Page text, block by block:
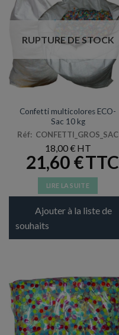
RUPTURE DE STOCK
Confetti multicolores ECO-
Sac 10 kg
Réf: CONFETTI_GROS_SAC
18,00€
21,60€
LIRE LA SUITE
Ajouter à la liste de
souhaits